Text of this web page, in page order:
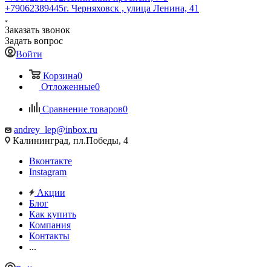
+79062389445г. Черняховск , улица Ленина, 41
Заказать звонок
Задать вопрос
Войти
Корзина0
Отложенные0
Сравнение товаров0
andrey_lep@inbox.ru
Калининград, пл.Победы, 4
Вконтакте
Instagram
Акции
Блог
Как купить
Компания
Контакты
...